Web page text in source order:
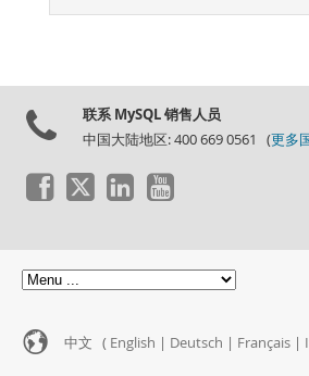
联系 MySQL 销售人员
中国大陆地区: 400 669 0561 (更多
中文 ( English | Deutsch | Français |